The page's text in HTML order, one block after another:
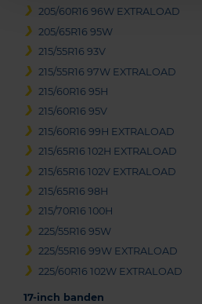
205/60R16 96W EXTRALOAD
205/65R16 95W
215/55R16 93V
215/55R16 97W EXTRALOAD
215/60R16 95H
215/60R16 95V
215/60R16 99H EXTRALOAD
215/65R16 102H EXTRALOAD
215/65R16 102V EXTRALOAD
215/65R16 98H
215/70R16 100H
225/55R16 95W
225/55R16 99W EXTRALOAD
225/60R16 102W EXTRALOAD
17-inch banden